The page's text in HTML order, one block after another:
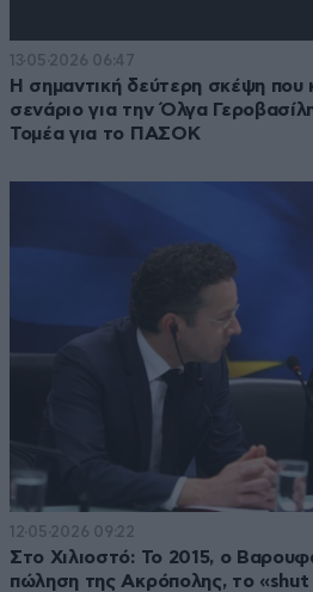
13·05·2026 06:47
Η σημαντική δεύτερη σκέψη που
σενάριο για την Όλγα
Τομέα για το ΠΑΣΟΚ
12·05·2026 09:22
Στο Χιλιοστό: Το 2015, ο
πώληση της Ακρόπολης, το «shut